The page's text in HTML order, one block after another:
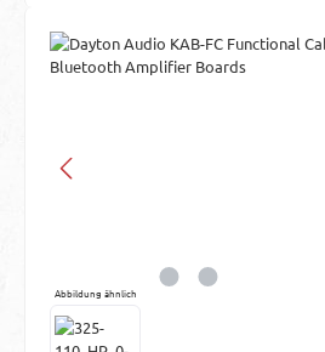
Bildergalerie überspringen
Abbildung ähnlich